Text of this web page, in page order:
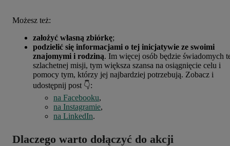
Możesz też:
założyć własną zbiórkę;
podzielić się informacjami o tej inicjatywie ze swoimi
znajomymi i rodziną. Im więcej osób będzie świadomych
szlachetnej misji, tym większa szansa na osiągnięcie celu i
pomocy tym, którzy jej najbardziej potrzebują. Zobacz i
udostępnij post 👇:
na Facebooku,
na Instagramie,
na LinkedIn.
Dlaczego warto dołączyć do akcji